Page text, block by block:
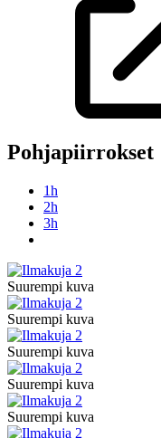
Pohjapiirrokset
1h
2h
3h
Suurempi kuva
Suurempi kuva
Suurempi kuva
Suurempi kuva
Suurempi kuva